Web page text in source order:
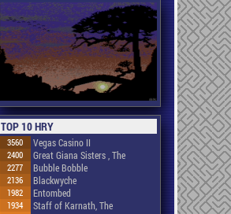
TOP 10 HRY
3560 Vegas Casino II
2400 Great Giana Sisters , The
2277 Bubble Bobble
2136 Blackwyche
1982 Entombed
1934 Staff of Karnath, The